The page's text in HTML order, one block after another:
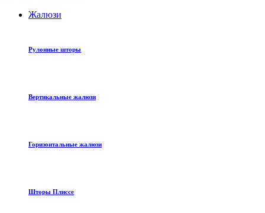
Жалюзи
Рулонные шторы
Вертикальные жалюзи
Горизонтальные жалюзи
Шторы Плиссе